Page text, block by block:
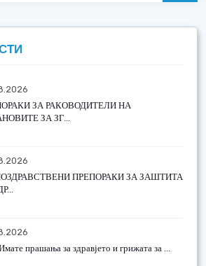
ЗА РАКОВОДИТЕЛИ НА
ЗА ЗГ...
ПРЕПОРАКИ ЗА ЗАШТИТА
прашања за здравјето и грижата за ...